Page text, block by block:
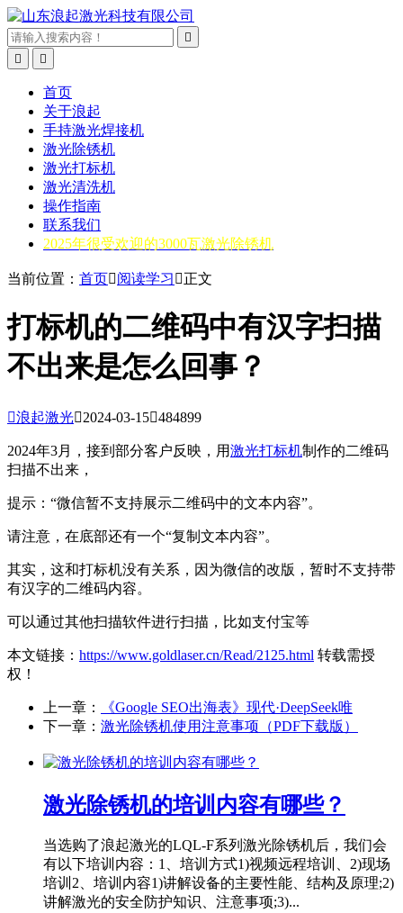



首页
关于浪起
手持激光焊接机
激光除锈机
激光打标机
激光清洗机
操作指南
联系我们
2025年很受欢迎的3000瓦激光除锈机
当前位置： 首页阅读学习 正文
打标机的二维码中有汉字扫描
不出来是怎么回事？
浪起激光2024-03-15484899
2024年3月，接到部分客户反映，用激光打标机制作的二维码
扫描不出来，
提示：“微信暂不支持展示二维码中的文本内容”。
请注意，在底部还有一个“复制文本内容”。
其实，这和打标机没有关系，因为微信的改版，暂时不支持带
有汉字的二维码内容。
可以通过其他扫描软件进行扫描，比如支付宝等
本文链接： https://www.goldlaser.cn/Read/2125.html 转载需授
权！
上一章：
《Google SEO出海表》现代·DeepSeek唯
下一章： 激光除锈机使用注意事项（PDF下载版）
激光除锈机的培训内容有哪些？
当选购了浪起激光的LQL-F系列激光除锈机后，我们会
有以下培训内容：1、培训方式1)视频远程培训、2)现场
培训2、培训内容1)讲解设备的主要性能、结构及原理;2)
讲解激光的安全防护知识、注意事项;3)...